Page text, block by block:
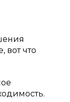
вот что